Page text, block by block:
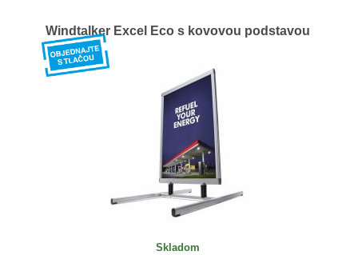
Windtalker Excel Eco s kovovou podstavou
Skladom